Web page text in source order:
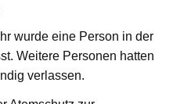
wurde eine Person in der
Weitere Personen hatten
verlassen.